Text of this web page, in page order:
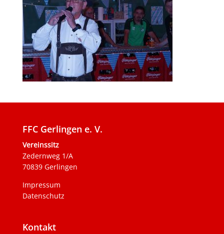
FFC Gerlingen e. V.
Vereinssitz
Zedernweg 1/A
70839 Gerlingen
Impressum
Datenschutz
Kontakt